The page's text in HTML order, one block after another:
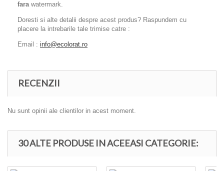
farawatermark.
Doresti si alte detalii despre acest produs? Raspundem cu
placere la intrebarile tale trimise catre :
Email : info@ecolorat.ro
RECENZII
Nu sunt opinii ale clientilor in acest moment.
30 ALTE PRODUSE IN ACEEASI CATEGORIE: